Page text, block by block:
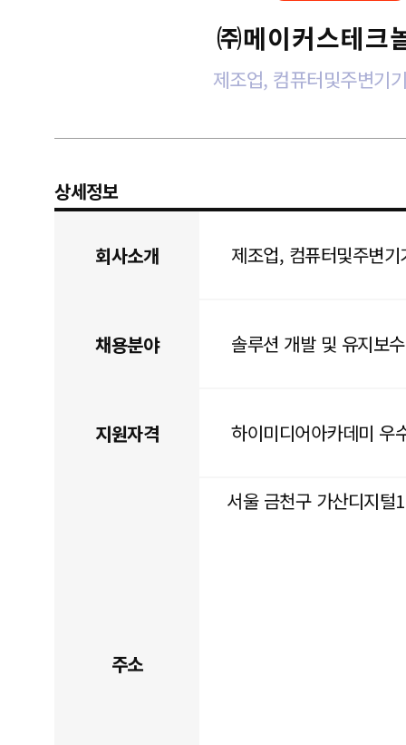
㈜메이커스테크
제조업, 컴퓨터및주변기
상세정보
회사소개 제조업, 컴퓨터및주변
채용분야 솔루션 개발 및 유지보
지원자격 하이미디어아카데미 우
주소
서울 금천구 가산디지